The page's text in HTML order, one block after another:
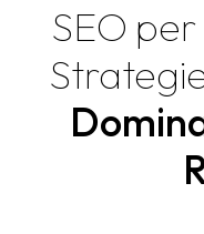
SEO per